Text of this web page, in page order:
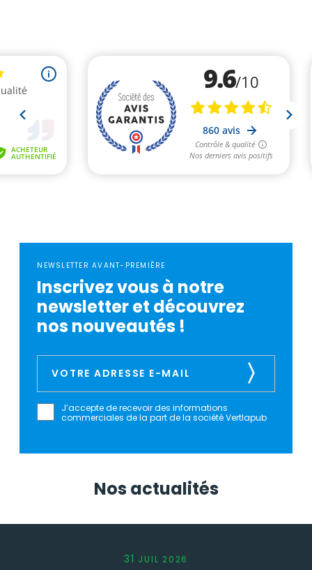
NEWSLETTER AVANT-PREMIÈRE
Inscrivez vous à notre
newsletter et découvrez
nos nouveautés !
J’accepte de recevoir des informations
commerciales de la part de la société Vertlapub
Nos actualités
31 JUIL 2026